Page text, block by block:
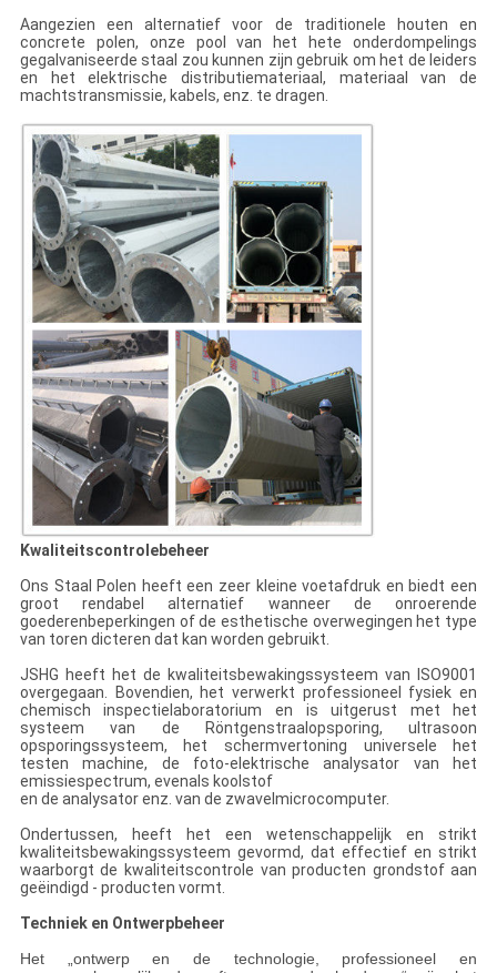
Aangezien een alternatief voor de traditionele houten en
concrete polen, onze pool van het hete onderdompelings
gegalvaniseerde staal zou kunnen zijn gebruik om het de leiders
en het elektrische distributiemateriaal, materiaal van de
machtstransmissie, kabels, enz. te dragen.
Kwaliteitscontrolebeheer
Ons Staal Polen heeft een zeer kleine voetafdruk en biedt een
groot rendabel alternatief wanneer de onroerende
goederenbeperkingen of de esthetische overwegingen het type
van toren dicteren dat kan worden gebruikt.
JSHG heeft het de kwaliteitsbewakingssysteem van ISO9001
overgegaan. Bovendien, het verwerkt professioneel fysiek en
chemisch inspectielaboratorium en is uitgerust met het
systeem van de Röntgenstraalopsporing, ultrasoon
opsporingssysteem, het schermvertoning universele het
testen machine, de foto-elektrische analysator van het
emissiespectrum, evenals koolstof
en de analysator enz. van de zwavelmicrocomputer.
Ondertussen, heeft het een wetenschappelijk en strikt
kwaliteitsbewakingssysteem gevormd, dat effectief en strikt
waarborgt de kwaliteitscontrole van producten grondstof aan
geëindigd - producten vormt.
Techniek en Ontwerpbeheer
Het „ontwerp en de technologie, professioneel en